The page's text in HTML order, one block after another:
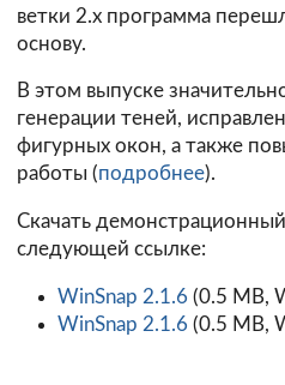
ветки 2.х программа
основу.
В этом выпуске
генерации теней,
фигурных окон, а также
работы (подробнее).
Скачать
следующей ссылке:
WinSnap 2.1.6 (0.5 MB,
WinSnap 2.1.6 (0.5 MB,